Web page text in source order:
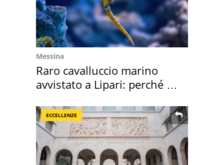
Messina
Raro cavalluccio marino
avvistato a Lipari: perché è
ECCELLENZE